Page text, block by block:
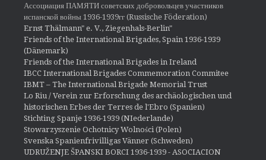
Ассоциация ПАМЯТИ советских добровольцев участников
испанской войны 1936-1939гг (Russische Föderation)
Ernst Thälmann" e. V., Ziegenhals-Berlin"
Friends of the International Brigades, Spain 1936-1939
(Dänemark)
Friends of the International Brigades in Ireland
IBCC International Brigades Commemoration Commitee
IBMT – The International Brigade Memorial Trust
Lo Riu / Verein zur Erforschung des archäologischen und
historischen Erbes der Terres de l'Ebro (Spanien)
Stichting Spanje 1936-1939 (NIederlande)
Stowarzyszenie Ochotnicy Wolności (Polen)
Svenska Spanienfrivilligas Vänner (Schweden)
UDRUŽENJE ŠPANSKI BORCI 1936-1939 - ASOCIACION